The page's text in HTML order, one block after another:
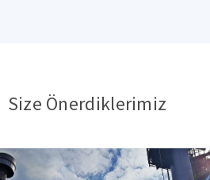
Size Önerdiklerimiz